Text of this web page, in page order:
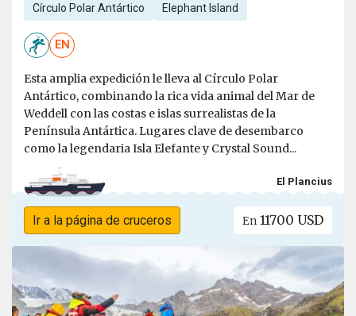
Círculo Polar Antártico Elephant Island
EN
Esta amplia expedición le lleva al Círculo Polar
Antártico, combinando la rica vida animal del Mar de
Weddell con las costas e islas surrealistas de la
Península Antártica. Lugares clave de desembarco
como la legendaria Isla Elefante y Crystal Sound...
El Plancius
Ir a la página de cruceros En 11700 USD